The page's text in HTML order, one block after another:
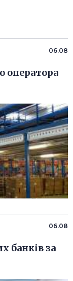
06.08
оператора
06.08
банків за